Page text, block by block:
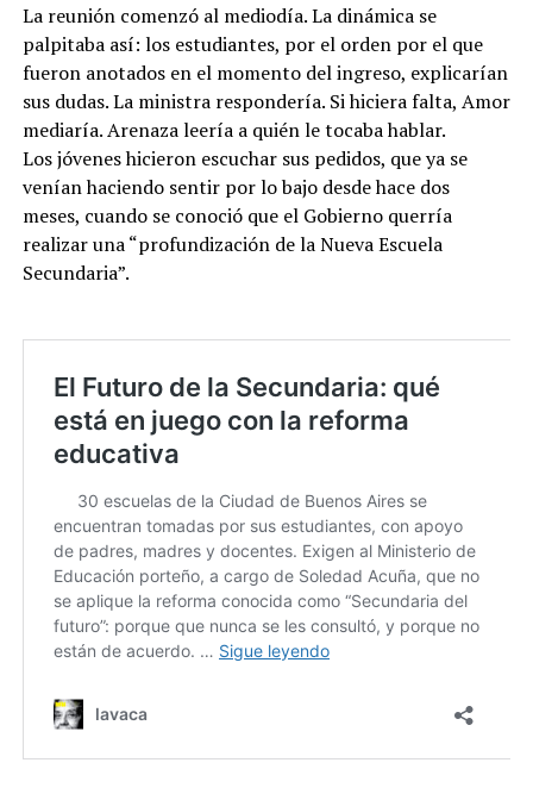
La reunión comenzó al mediodía. La dinámica se
palpitaba así: los estudiantes, por el orden por el que
fueron anotados en el momento del ingreso, explicarían
sus dudas. La ministra respondería. Si hiciera falta, Amor
mediaría. Arenaza leería a quién le tocaba hablar.
Los jóvenes hicieron escuchar sus pedidos, que ya se
venían haciendo sentir por lo bajo desde hace dos
meses, cuando se conoció que el Gobierno querría
realizar una “profundización de la Nueva Escuela
Secundaria”.